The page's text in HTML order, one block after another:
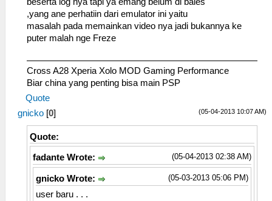
,yang ane perhatiin dari emulator ini yaitu
masalah pada memainkan video nya jadi bukannya ke
puter malah nge Freze
Cross A28 Xperia Xolo MOD Gaming Performance
Biar china yang penting bisa main PSP
Quote
(05-04-2013 10:07 AM)
gnicko [0]
Quote:
(05-04-2013 02:38 AM)
fadante Wrote:
(05-03-2013 05:06 PM)
gnicko Wrote:
user baru . . .